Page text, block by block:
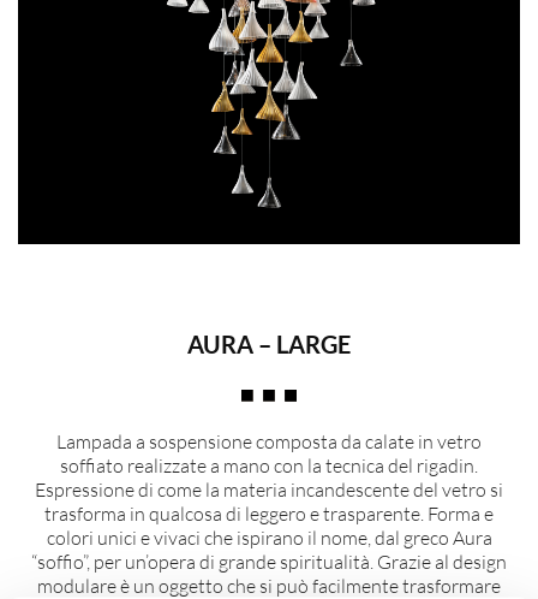
AURA – LARGE
Lampada a sospensione composta da calate in vetro
soffiato realizzate a mano con la tecnica del rigadin.
Espressione di come la materia incandescente del vetro si
trasforma in qualcosa di leggero e trasparente. Forma e
colori unici e vivaci che ispirano il nome, dal greco Aura
“soffio”, per un’opera di grande spiritualità. Grazie al design
modulare è un oggetto che si può facilmente trasformare